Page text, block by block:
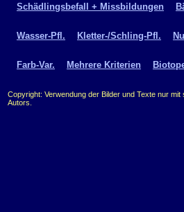
Schädlingsbefall + Missbildungen
Wasser-Pfl. Kletter-/Schling-Pfl.
Farb-Var. Mehrere Kriterien
Copyright: Verwendung der Bilder und Texte nur
Autors.